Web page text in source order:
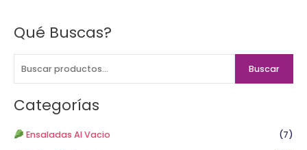
Qué Buscas?
B
c
a
p
Buscar
Categorías
Ensaladas Al Vacio
(7)